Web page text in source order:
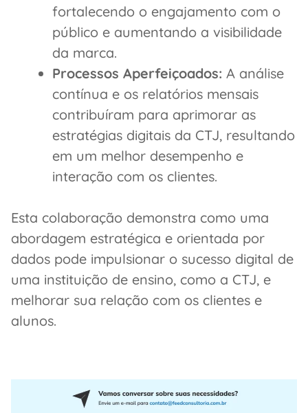
fortalecendo o engajamento com o
público e aumentando a visibilidade
da marca.
Processos Aperfeiçoados: A análise
contínua e os relatórios mensais
contribuíram para aprimorar as
estratégias digitais da CTJ, resultando
em um melhor desempenho e
interação com os clientes.
Esta colaboração demonstra como uma
abordagem estratégica e orientada por
dados pode impulsionar o sucesso digital de
uma instituição de ensino, como a CTJ, e
melhorar sua relação com os clientes e
alunos.